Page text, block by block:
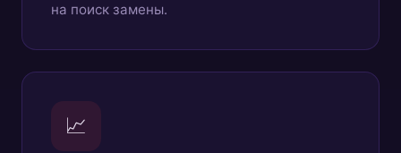
на поиск замены.
📈